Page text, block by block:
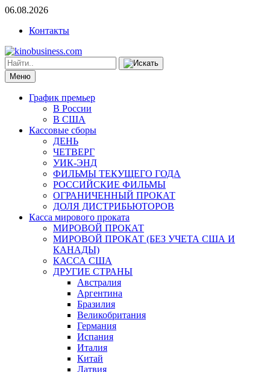
06.08.2026
Контакты
Меню
График премьер
В России
В США
Кассовые сборы
ДЕНЬ
ЧЕТВЕРГ
УИК-ЭНД
ФИЛЬМЫ ТЕКУЩЕГО ГОДА
РОССИЙСКИЕ ФИЛЬМЫ
ОГРАНИЧЕННЫЙ ПРОКАТ
ДОЛЯ ДИСТРИБЬЮТОРОВ
Касса мирового проката
МИРОВОЙ ПРОКАТ
МИРОВОЙ ПРОКАТ (БЕЗ УЧЕТА США И
КАНАДЫ)
КАССА США
ДРУГИЕ СТРАНЫ
Австралия
Аргентина
Бразилия
Великобритания
Германия
Испания
Италия
Китай
Латвия